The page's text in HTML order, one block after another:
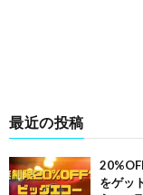
最近の投稿
をゲッ